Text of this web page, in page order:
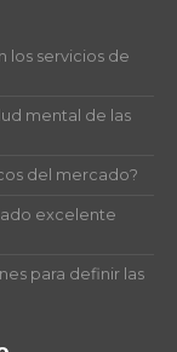
los servicios de
mental de las
del mercado?
excelente
para definir las